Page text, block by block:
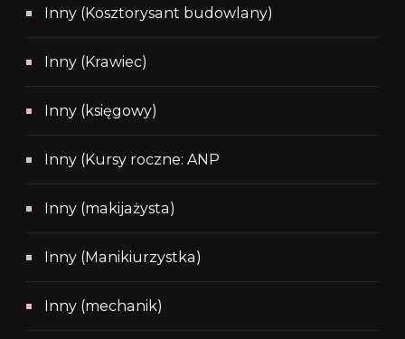
Inny (Kosztorysant budowlany)
Inny (Krawiec)
Inny (księgowy)
Inny (Kursy roczne: ANP
Inny (makijażysta)
Inny (Manikiurzystka)
Inny (mechanik)